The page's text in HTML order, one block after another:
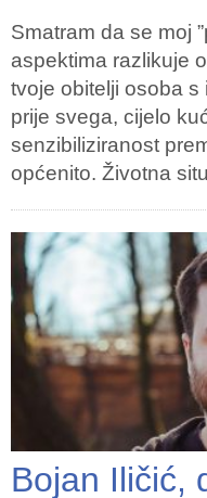
Smatram da se moj
aspektima razlikuje
tvoje obitelji osoba s
prije svega, cijelo
senzibiliziranost
općenito. Životna
Bojan Iličić,